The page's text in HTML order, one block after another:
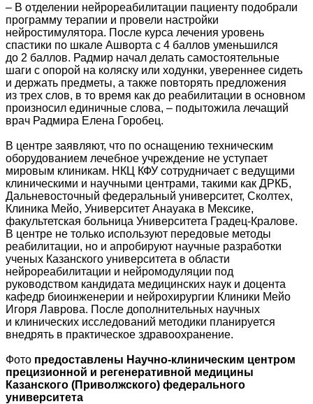
– В отделении нейрореабилитации пациенту подобрали
программу терапии и провели настройки
нейростимулятора. После курса лечения уровень
спастики по шкале Ашворта с 4 баллов уменьшился
до 2 баллов. Радмир начал делать самостоятельные
шаги с опорой на коляску или ходунки, увереннее сидеть
и держать предметы, а также повторять предложения
из трех слов, в то время как до реабилитации в основном
произносил единичные слова, – подытожила лечащий
врач Радмира Елена Горобец.
В центре заявляют, что по оснащению техническим
оборудованием лечебное учреждение не уступает
мировым клиникам. НКЦ КФУ сотрудничает с ведущими
клиническими и научными центрами, такими как ДРКБ,
Дальневосточный федеральный университет, Сколтех,
Клиника Мейо, Университет Анауака в Мексике,
факультетская больница Университета Градец-Кралове.
В центре не только используют передовые методы
реабилитации, но и апробируют научные разработки
ученых Казанского университета в области
нейрореабилитации и нейромодуляции под
руководством кандидата медицинских наук и доцента
кафедр биоинженерии и нейрохирургии Клиники Мейо
Игоря Лаврова. После дополнительных научных
и клинических исследований методики планируется
внедрять в практическое здравоохранение.
Фото предоставлены Научно-клиническим центром
прецизионной и регенеративной медицины
Казанского (Приволжского) федерального
университета